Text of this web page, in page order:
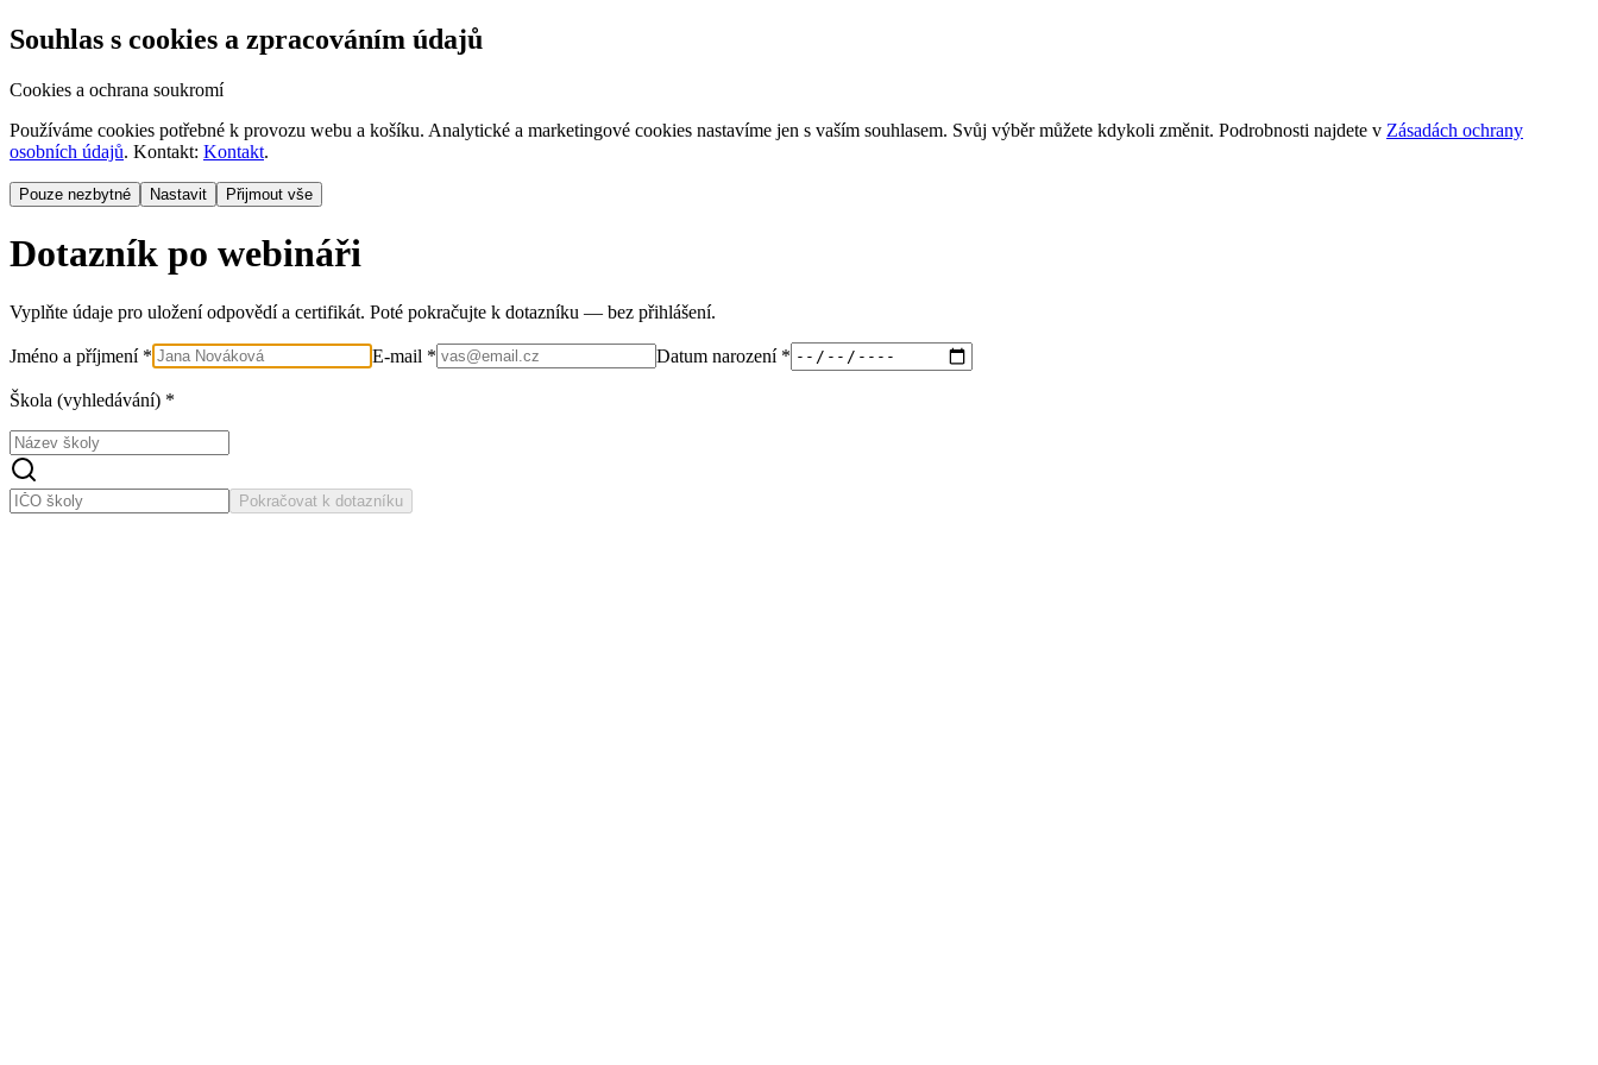
Souhlas s cookies a zpracováním údajů
Cookies a ochrana soukromí
Používáme cookies potřebné k provozu webu a košíku. Analytické a marketingové cookies nastavíme jen s vaším souhlasem. Svůj výběr můžete kdykoli změnit. Podrobnosti najdete v Zásadách ochrany
osobních údajů. Kontakt: Kontakt.
Pouze nezbytné Nastavit Přijmout vše
Dotazník po webináři
Vyplňte údaje pro uložení odpovědí a certifikát. Poté pokračujte k dotazníku — bez přihlášení.
Jméno a příjmení * E-mail * Datum narození *
Škola (vyhledávání) *
Pokračovat k dotazníku